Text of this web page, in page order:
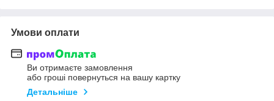
Умови оплати
Ви отримаєте замовлення
або гроші повернуться на вашу картку
Детальніше